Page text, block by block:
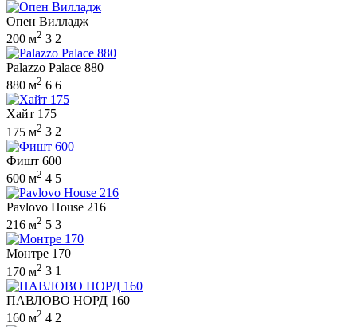
Опен Вилладж
200 м2 3 2
Palazzo Palace 880
880 м2 6 6
Хайт 175
175 м2 3 2
Фишт 600
600 м2 4 5
Pavlovo House 216
216 м2 5 3
Монтре 170
170 м2 3 1
ПАВЛОВО НОРД 160
160 м2 4 2